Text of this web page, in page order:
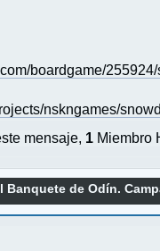
boardgame/
nskngames/
mensaje, 1 Miembro
Banquete de Odín.